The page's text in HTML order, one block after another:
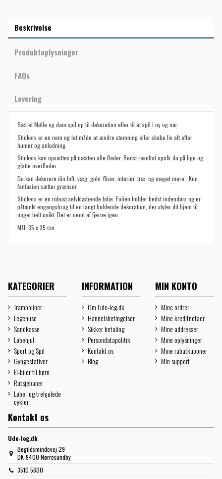
Beskrivelse
Produktoplysninger
FAQs
Levering
Sæt et Mølle og dam spil op til dekoration eller til et spil i ny og næ.
Stickers er en nem og let måde at ændre stemning eller skabe liv alt efter
humør og anledning.
Stickers kan opsættes på næsten alle flader. Bedst resultat opnår du på lige og
glatte overflader.
Du kan dekorere din loft, væg, gulv, fliser, interiør, træ, og meget mere.. Kun
fantasien sætter grænser.
Stickers er en robust selvklæbende folie. Folien holder bedst indendørs og er
påtænkt engangsbrug til en langt holdende dekoration, der styler dit hjem til
noget helt unikt. Det er nemt af fjerne igen.
Mål: 35 x 35 cm
KATEGORIER
Trampoliner
Legehuse
Sandkasse
Løbehjul
Sport og Spil
Gyngestativer
El-biler til børn
Rutsjebaner
Løbe- og trehjulede
cykler
INFORMATION
Om Ude-leg.dk
Handelsbetingelser
Sikker betaling
Persondatapolitik
Kontakt os
Blog
MIN KONTO
Mine ordrer
Mine kreditnotaer
Mine addresser
Mine oplysninger
Mine rabatkuponer
Min support
Kontakt os
Ude-leg.dk
Bøgildsmindevej 29
DK-9400 Nørresundby
3510 5600